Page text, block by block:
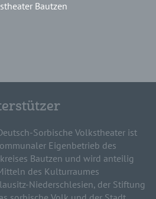
Bautzen
Sorbische Volkstheater ist
Eigenbetrieb des
Bautzen und wird anteilig
des Kulturraumes
Niederschlesien, der Stiftung